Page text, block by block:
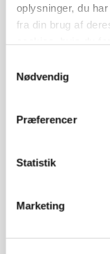
oplysninger, du
fra din brug af
Nødvendig
Præferencer
Statistik
Marketing
presset marked